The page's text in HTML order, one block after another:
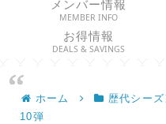
メンバー情報
MEMBER INFO
お得情報
DEALS & SAVINGS
ホーム 歴代シー
10弾